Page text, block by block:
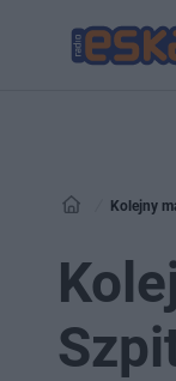
Kolejny